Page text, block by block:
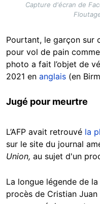
Capture d'écran de
Pourtant, le garçon sur
pour vol de pain
photo a fait l’objet de
2021 en anglais (en
Jugé pour meurtre
L’AFP avait retrouvé la
sur le site du journal
Union, au sujet d'un
La longue légende de
procès de Cristian Juan